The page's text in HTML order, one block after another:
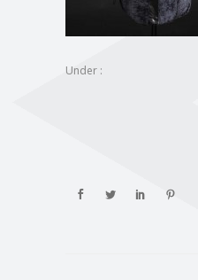
Under :